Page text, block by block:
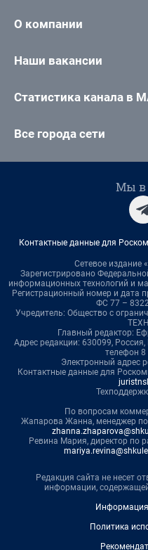
О компании
Наши вакансии
Статистика канала в
Все города сети
Мы в
Контактные данные для
Сетевое издание
Зарегистрировано
информационных технологий и
Регистрационный номер и дата
ФС 77 –
Учредитель: Общество с
Главный редактор:
Адрес редакции: 630099,
телефон 8
Электронный адрес
Контактные данные для
По вопросам
Жапарова Жанна, менеджер
Ревина Мария, директор по
Редакция сайта не несет
информации,
Политика